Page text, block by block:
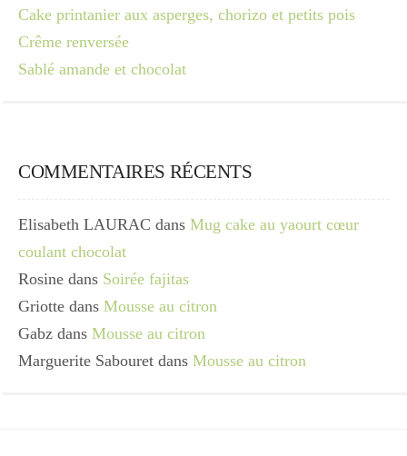
Cake printanier aux asperges, chorizo et petits pois
Crême renversée
Sablé amande et chocolat
COMMENTAIRES RÉCENTS
Elisabeth LAURAC dans Mug cake au yaourt cœur
coulant chocolat
Rosine dans Soirée fajitas
Griotte dans Mousse au citron
Gabz dans Mousse au citron
Marguerite Sabouret dans Mousse au citron